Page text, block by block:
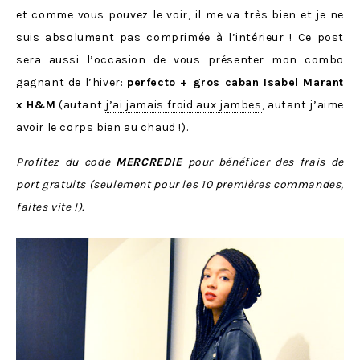
et comme vous pouvez le voir, il me va très bien et je ne
suis absolument pas comprimée à l’intérieur ! Ce post
sera aussi l’occasion de vous présenter mon combo
gagnant de l’hiver: perfecto + gros caban Isabel Marant
x H&M (autant j’ai jamais froid aux jambes, autant j’aime
avoir le corps bien au chaud !).
Profitez du code MERCREDIEpour bénéficer des frais de
port gratuits (seulement pour les 10 premières commandes,
faites vite !).